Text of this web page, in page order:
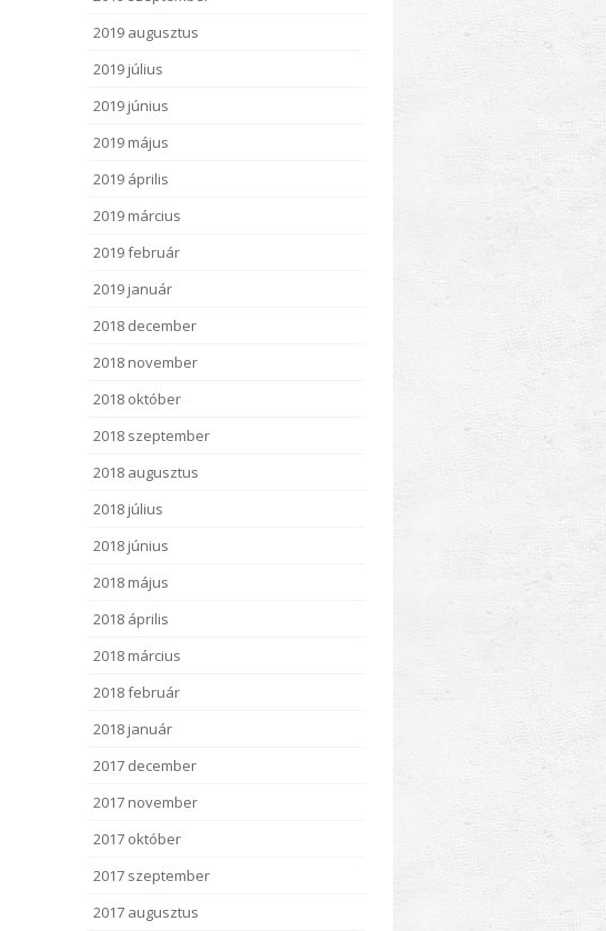
2019 augusztus
2019 július
2019 június
2019 május
2019 április
2019 március
2019 február
2019 január
2018 december
2018 november
2018 október
2018 szeptember
2018 augusztus
2018 július
2018 június
2018 május
2018 április
2018 március
2018 február
2018 január
2017 december
2017 november
2017 október
2017 szeptember
2017 augusztus